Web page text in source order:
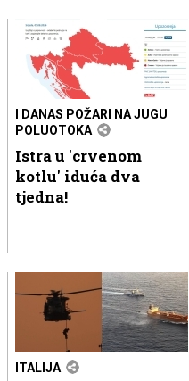
I DANAS POŽARI NA JUGU
POLUOTOKA
Istra u 'crvenom
kotlu' iduća dva
tjedna!
ITALIJA